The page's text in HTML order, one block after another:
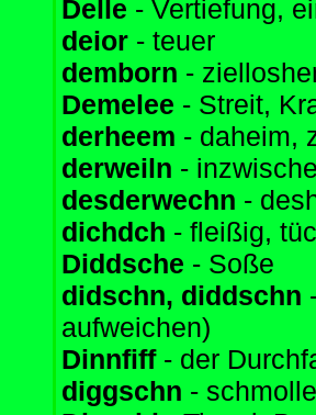
Delle - Vertiefung,
deior - teuer
demborn -
Demelee - Streit,
derheem - daheim,
derweiln -
desderwechn -
dichdch - fleißig,
Diddsche - Soße
didschn, diddschn
aufweichen)
Dinnfiff- der
diggschn -